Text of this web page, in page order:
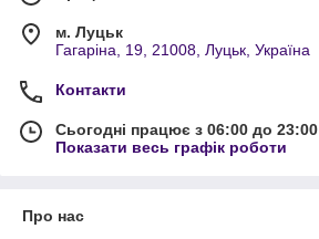
м. Луцьк
Гагаріна, 19, 21008, Луцьк, Україна
Контакти
Сьогодні працює з 06:00 до 23:00
Показати весь графік роботи
Про нас